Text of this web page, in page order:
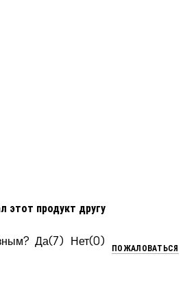
этот продукт другу
7 0
ПОЖАЛОВАТЬСЯ